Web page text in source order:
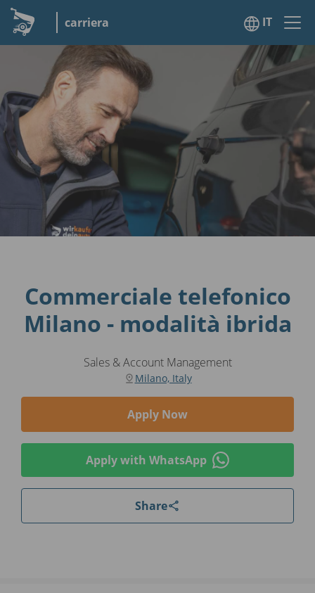
carriera IT
Commerciale telefonico
Milano - modalità ibrida
Sales & Account Management
Milano, Italy
Apply Now
Apply with WhatsApp
Share